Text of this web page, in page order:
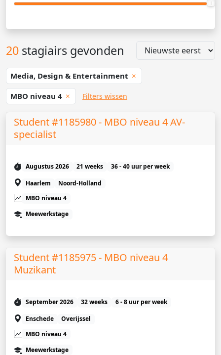
20 stagiairs gevonden
Media, Design & Entertainment
MBO niveau 4 Filters wissen
Student #1185980 - MBO niveau 4 AV-
specialist
Augustus 2026 21 weeks
36 - 40 uur per week
Haarlem
Noord-Holland
MBO niveau 4
Meewerkstage
Student #1185975 - MBO niveau 4
Muzikant
September 2026 32 weeks
6 - 8 uur per week
Enschede
Overijssel
MBO niveau 4
Meewerkstage